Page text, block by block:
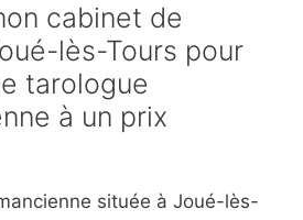
cabinet de
lès-Tours pour
tarologue
à un prix
située à Joué-lès-